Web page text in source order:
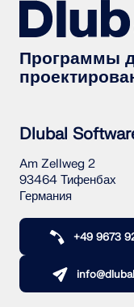
Программы
Dlubal
Am Zellweg 2
93464 Тифенбах
Германия
+49 9673